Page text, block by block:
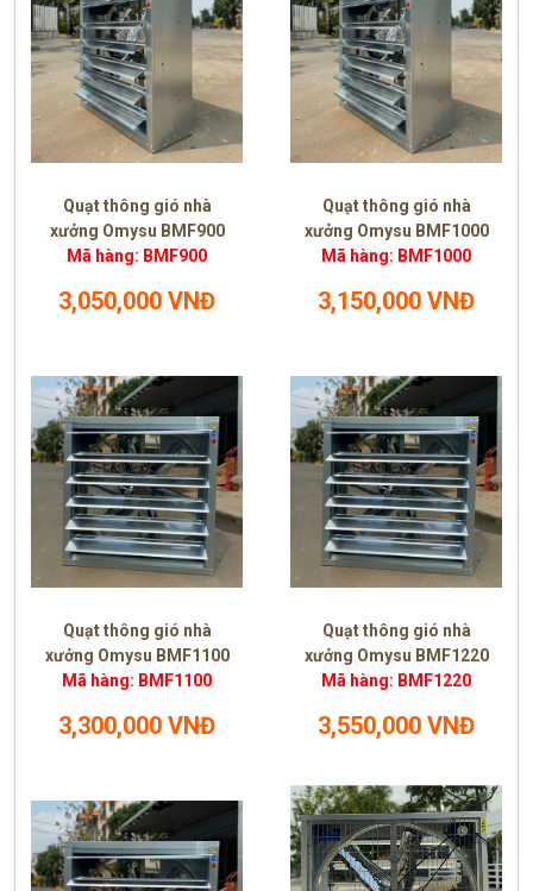
Quạt thông gió nhà
xưởng Omysu BMF900
Mã hàng: BMF900
3,050,000 VNĐ
Quạt thông gió nhà
xưởng Omysu BMF1000
Mã hàng: BMF1000
3,150,000 VNĐ
Quạt thông gió nhà
xưởng Omysu BMF1100
Mã hàng: BMF1100
3,300,000 VNĐ
Quạt thông gió nhà
xưởng Omysu BMF1220
Mã hàng: BMF1220
3,550,000 VNĐ